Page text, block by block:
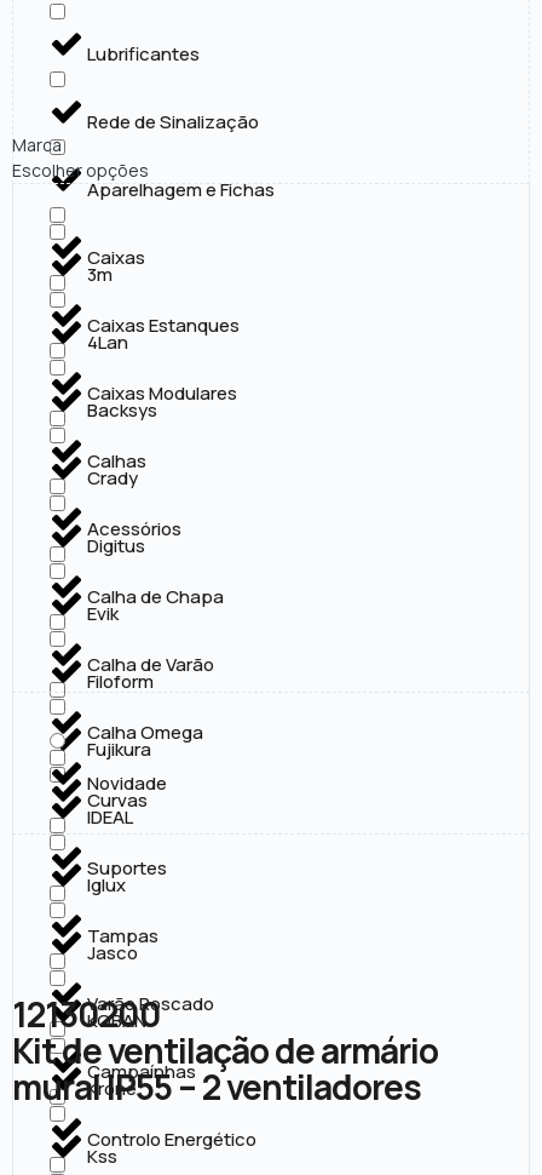
Lubrificantes
Rede de Sinalização
Aparelhagem e Fichas
Caixas
Caixas Estanques
Caixas Modulares
Calhas
Acessórios
Calha de Chapa
Calha de Varão
Calha Omega
Curvas
Suportes
Tampas
Varão Roscado
Campaínhas
Controlo Energético
Marca
Escolher opções
3m
4Lan
Backsys
Crady
Digitus
Evik
Filoform
Fujikura
IDEAL
Iglux
Jasco
KOBAN
Krone
Kss
Novidade
12130200
Kit de ventilação de armário
mural IP55 – 2 ventiladores